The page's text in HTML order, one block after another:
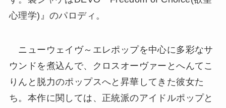
心理学)』のパロディ。
ニューウェイヴ～エレポップを中心に多彩なサ
ウンドを煮込んで、クロスオーヴァーとへんてこ
りんと脱力のポップスへと昇華してきた彼女た
ち。本作に関しては、正統派のアイドルポップと